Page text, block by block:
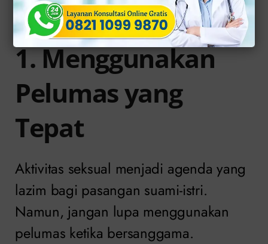
Alat Kelamin di Klinik Apollo
1. Menggunakan
Pelumas yang
Tepat
Aktivitas seksual menjadi agenda yang
lazim bagi pasangan suami-istri.
Namun, jangan lupa menggunakan
pelumas ketika bersanggama.